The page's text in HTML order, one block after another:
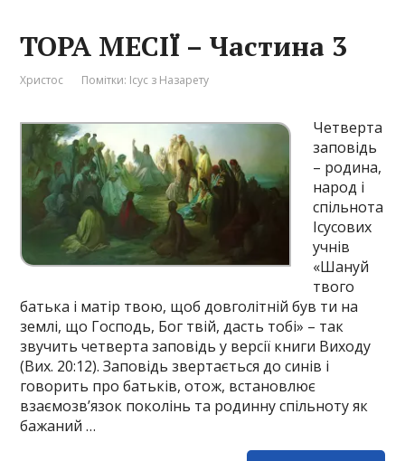
ТОРА МЕСІЇ – Частина 3
Христос Помітки: Ісус з Назарету
Четверта
заповідь
– родина,
народ і
спільнота
Ісусових
учнів
«Шануй
твого
батька і матір твою, щоб довголітній був ти на
землі, що Господь, Бог твій, дасть тобі» – так
звучить четверта заповідь у версії книги Виходу
(Вих. 20:12). Заповідь звертається до синів і
говорить про батьків, отож, встановлює
взаємозв’язок поколінь та родинну спільноту як
бажаний …